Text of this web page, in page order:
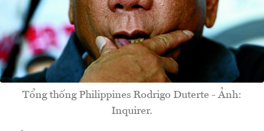
Tổng thống Philippines Rodrigo Duterte - Ảnh:
Inquirer.